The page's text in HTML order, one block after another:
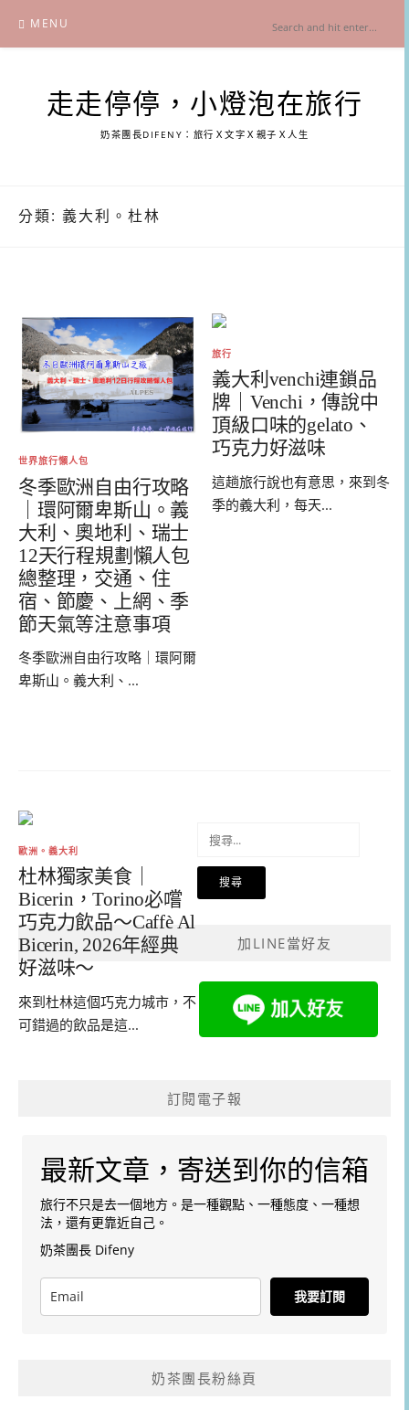
content
MENU
走走停停，小燈泡在旅行
奶茶團長DIFENY：旅行Ｘ文字Ｘ親子Ｘ人生
分類: 義大利。杜林
世界旅行懶人包
冬季歐洲自由行攻略
｜環阿爾卑斯山。義
大利、奧地利、瑞士
12天行程規劃懶人包
總整理，交通、住
宿、節慶、上網、季
節天氣等注意事項
冬季歐洲自由行攻略｜環阿爾
卑斯山。義大利、...
旅行
義大利venchi連鎖品
牌｜Venchi，傳說中
頂級口味的gelato、
巧克力好滋味
這趟旅行說也有意思，來到冬
季的義大利，每天...
歐洲。義大利
杜林獨家美食｜
Bicerin，Torino必嚐
巧克力飲品～Caffè Al
Bicerin, 2026年經典
好滋味～
來到杜林這個巧克力城市，不
可錯過的飲品是這...
關
加LINE當好友
訂閱電子報
最新文章，寄送到你的信箱
旅行不只是去一個地方。是一種觀點、一種態度、一種想
法，還有更靠近自己。
奶茶團長 Difeny
我要訂閱
奶茶團長粉絲頁